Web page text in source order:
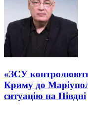
«ЗСУ контролюють
Криму до
ситуацію на Півдні